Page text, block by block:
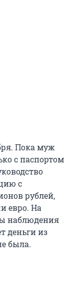
Пока муж
с паспортом
с
рублей,
евро. На
наблюдения
деньги из
была.